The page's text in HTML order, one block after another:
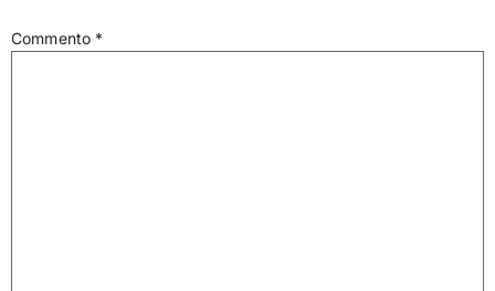
Commento *